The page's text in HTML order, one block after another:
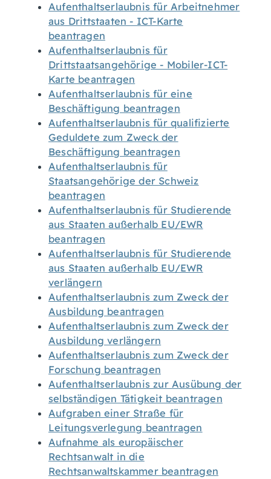
Aufenthaltserlaubnis für Arbeitnehmer
aus Drittstaaten - ICT-Karte
beantragen
Aufenthaltserlaubnis für
Drittstaatsangehörige - Mobiler-ICT-
Karte beantragen
Aufenthaltserlaubnis für eine
Beschäftigung beantragen
Aufenthaltserlaubnis für qualifizierte
Geduldete zum Zweck der
Beschäftigung beantragen
Aufenthaltserlaubnis für
Staatsangehörige der Schweiz
beantragen
Aufenthaltserlaubnis für Studierende
aus Staaten außerhalb EU/EWR
beantragen
Aufenthaltserlaubnis für Studierende
aus Staaten außerhalb EU/EWR
verlängern
Aufenthaltserlaubnis zum Zweck der
Ausbildung beantragen
Aufenthaltserlaubnis zum Zweck der
Ausbildung verlängern
Aufenthaltserlaubnis zum Zweck der
Forschung beantragen
Aufenthaltserlaubnis zur Ausübung der
selbständigen Tätigkeit beantragen
Aufgraben einer Straße für
Leitungsverlegung beantragen
Aufnahme als europäischer
Rechtsanwalt in die
Rechtsanwaltskammer beantragen